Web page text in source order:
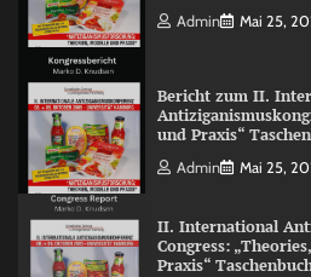
Admin Mai 25,
Bericht zum II.
und Praxis“
Admin Mai 25,
II. International
Congress:
Praxis“